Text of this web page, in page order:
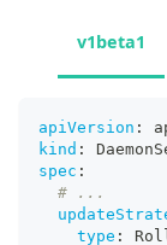
v1beta1
apiVersion :
kind :
spec :
# ...
type :